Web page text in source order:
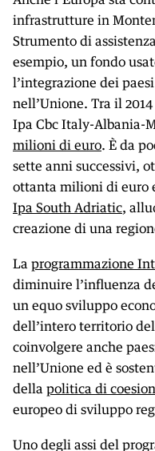
infrastrutture in
Strumento di
esempio, un fondo
l’integrazione dei
nell’Unione. Tra il
Ipa Cbc Italy-Albania-
milioni di euro. È da
sette anni successivi,
ottanta milioni di euro
Ipa South Adriatic,
creazione di una
La programmazione
diminuire l’influenza
un equo sviluppo
dell’intero territorio
coinvolgere anche
nell’Unione ed è
della politica di
europeo di sviluppo
Uno degli assi del